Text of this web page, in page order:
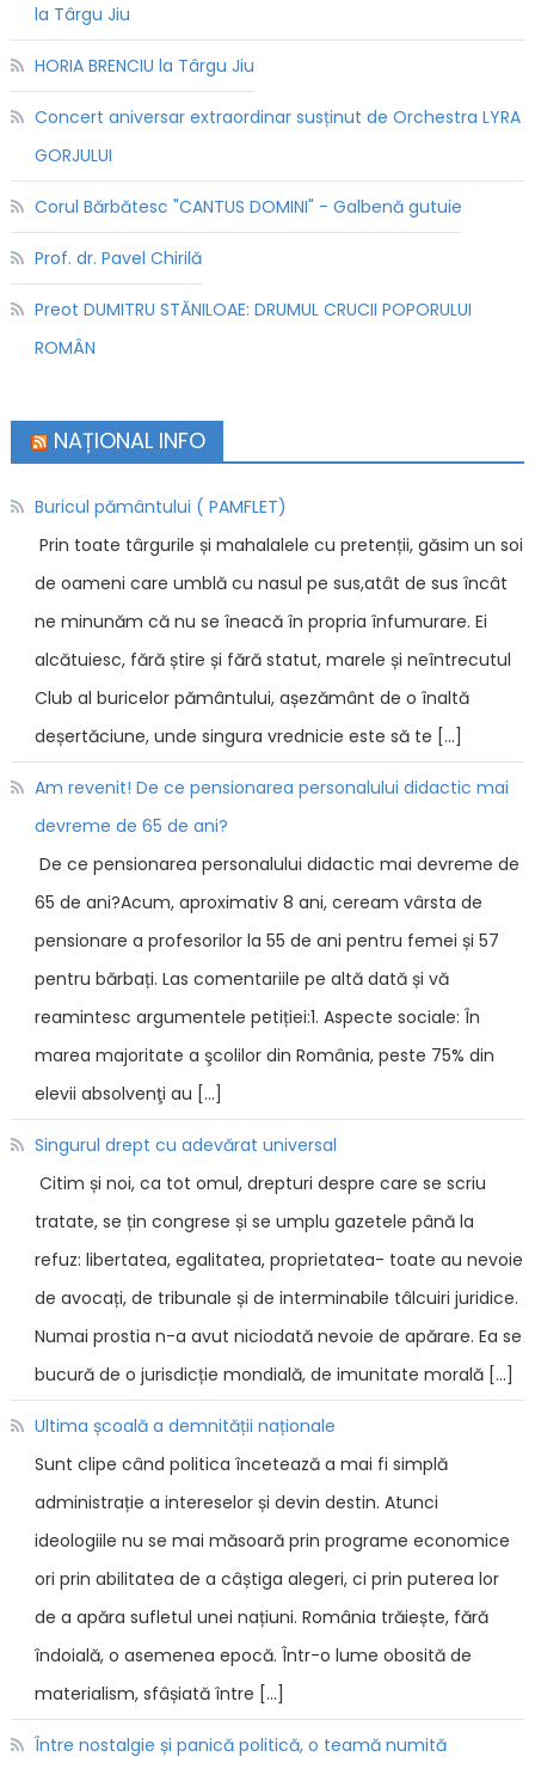
la Târgu Jiu
HORIA BRENCIU la Târgu Jiu
Concert aniversar extraordinar susținut de Orchestra LYRA
GORJULUI
Corul Bărbătesc "CANTUS DOMINI" - Galbenă gutuie
Prof. dr. Pavel Chirilă
Preot DUMITRU STĂNILOAE: DRUMUL CRUCII POPORULUI
ROMÂN
NAȚIONAL INFO
Buricul pământului ( PAMFLET)
Prin toate târgurile și mahalalele cu pretenții, găsim un soi
de oameni care umblă cu nasul pe sus,atât de sus încât
ne minunăm că nu se îneacă în propria înfumurare. Ei
alcătuiesc, fără știre și fără statut, marele și neîntrecutul
Club al buricelor pământului, așezământ de o înaltă
deșertăciune, unde singura vrednicie este să te […]
Am revenit! De ce pensionarea personalului didactic mai
devreme de 65 de ani?
De ce pensionarea personalului didactic mai devreme de
65 de ani?Acum, aproximativ 8 ani, ceream vârsta de
pensionare a profesorilor la 55 de ani pentru femei și 57
pentru bărbați. Las comentariile pe altă dată și vă
reamintesc argumentele petiției:1. Aspecte sociale: În
marea majoritate a şcolilor din România, peste 75% din
elevii absolvenţi au […]
Singurul drept cu adevărat universal
Citim și noi, ca tot omul, drepturi despre care se scriu
tratate, se țin congrese și se umplu gazetele până la
refuz: libertatea, egalitatea, proprietatea- toate au nevoie
de avocați, de tribunale și de interminabile tâlcuiri juridice.
Numai prostia n-a avut niciodată nevoie de apărare. Ea se
bucură de o jurisdicție mondială, de imunitate morală […]
Ultima școală a demnității naționale
Sunt clipe când politica încetează a mai fi simplă
administrație a intereselor și devin destin. Atunci
ideologiile nu se mai măsoară prin programe economice
ori prin abilitatea de a câștiga alegeri, ci prin puterea lor
de a apăra sufletul unei națiuni. România trăiește, fără
îndoială, o asemenea epocă. Într-o lume obosită de
materialism, sfâșiată între […]
Între nostalgie și panică politică, o teamă numită